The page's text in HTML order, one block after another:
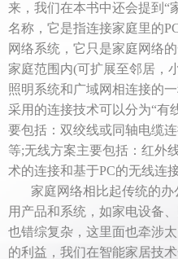
来，我们在本书中还会提到“
名称，它是指连接家庭里的
网络系统，它只是家庭网络
家庭范围内(可扩展至邻居，
照明系统和广域网相连接的
采用的连接技术可以分为“有
要包括：双绞线或同轴电缆
等;无线方案主要包括：红外
术的连接和基于PC的无线连接
家庭网络相比起传统的
用产品和系统，如家电设备
也错综复杂，这里面也牵涉
的利益，我们在智能家居技